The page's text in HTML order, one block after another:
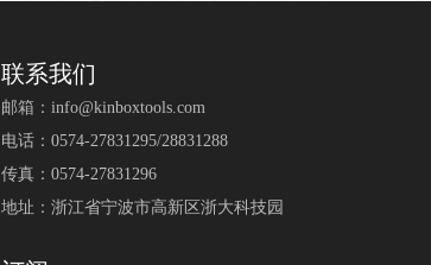
联系我们
邮箱： info@kinboxtools.com
电话：0574-27831295/28831288
传真：0574-27831296
地址：浙江省宁波市高新区浙大科技园